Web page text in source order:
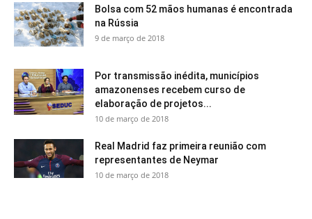
Bolsa com 52 mãos humanas é encontrada
na Rússia
9 de março de 2018
Por transmissão inédita, municípios
amazonenses recebem curso de
elaboração de projetos...
10 de março de 2018
Real Madrid faz primeira reunião com
representantes de Neymar
10 de março de 2018